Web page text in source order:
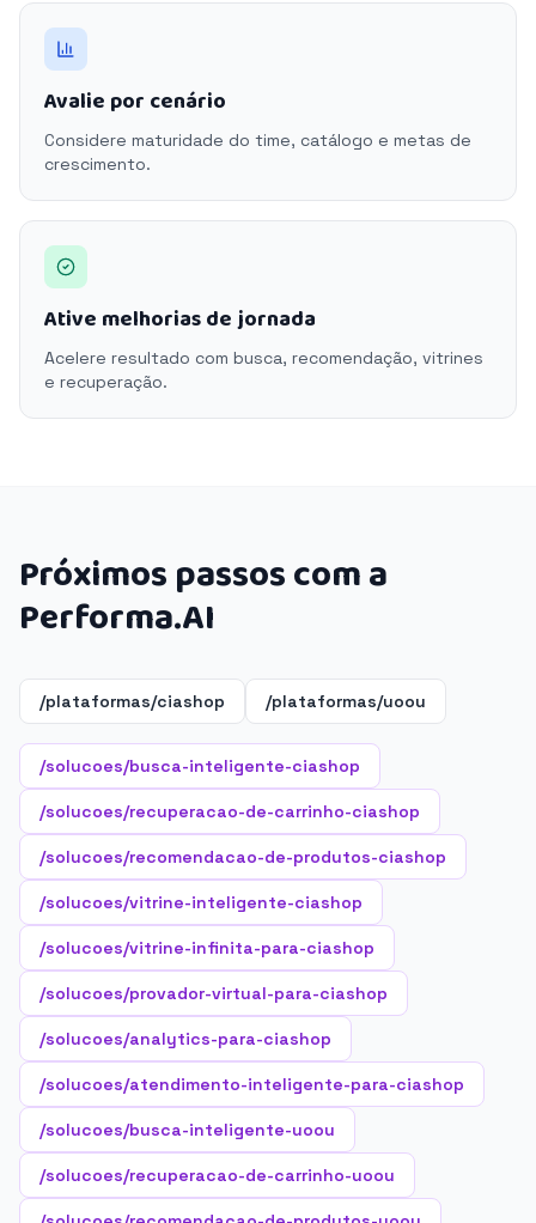
Avalie por cenário
Considere maturidade do time, catálogo e metas de
crescimento.
Ative melhorias de jornada
Acelere resultado com busca, recomendação, vitrines
e recuperação.
Próximos passos com a
Performa.AI
/plataformas/ciashop /plataformas/uoou
/solucoes/busca-inteligente-ciashop
/solucoes/recuperacao-de-carrinho-ciashop
/solucoes/recomendacao-de-produtos-ciashop
/solucoes/vitrine-inteligente-ciashop
/solucoes/vitrine-infinita-para-ciashop
/solucoes/provador-virtual-para-ciashop
/solucoes/analytics-para-ciashop
/solucoes/atendimento-inteligente-para-ciashop
/solucoes/busca-inteligente-uoou
/solucoes/recuperacao-de-carrinho-uoou